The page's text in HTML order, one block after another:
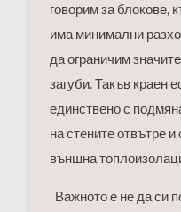
говорим за блокове,
има минимални
да ограничим
загуби. Такъв краен
единствено с
на стените отвътре
външна
Важното е не да си